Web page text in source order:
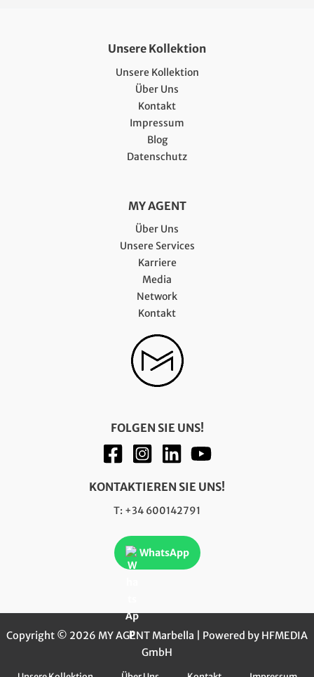
Unsere Kollektion
Unsere Kollektion
Über Uns
Kontakt
Impressum
Blog
Datenschutz
MY AGENT
Über Uns
Unsere Services
Karriere
Media
Network
Kontakt
FOLGEN SIE UNS!
KONTAKTIEREN SIE UNS!
T: +34 600142791
WhatsApp
Copyright © 2026 MY AGENT Marbella | Powered by HFMEDIA
GmbH